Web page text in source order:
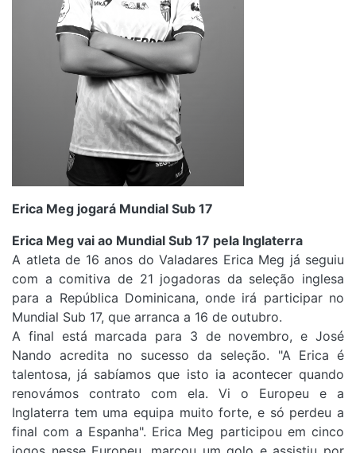
Erica Meg jogará Mundial Sub 17
Erica Meg vai ao Mundial Sub 17 pela Inglaterra
A atleta de 16 anos do Valadares Erica Meg já seguiu
com a comitiva de 21 jogadoras da seleção inglesa
para a República Dominicana, onde irá participar no
Mundial Sub 17, que arranca a 16 de outubro.
A final está marcada para 3 de novembro, e José
Nando acredita no sucesso da seleção. "A Erica é
talentosa, já sabíamos que isto ia acontecer quando
renovámos contrato com ela. Vi o Europeu e a
Inglaterra tem uma equipa muito forte, e só perdeu a
final com a Espanha". Erica Meg participou em cinco